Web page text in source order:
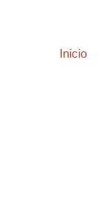
Inicio